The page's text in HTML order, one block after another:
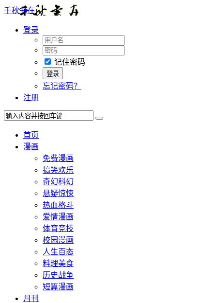
千秋书在
登录
记住密码
忘记密码？
注册
首页
漫画
免费漫画
搞笑欢乐
奇幻科幻
悬疑惊悚
热血格斗
爱情漫画
体育竞技
校园漫画
人生百态
料理美食
历史战争
短篇漫画
月刊